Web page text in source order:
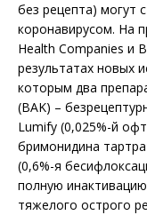
без рецепта) могут
коронавирусом. На
Health Companies и
результатах новых
которым два
(BAK) –
Lumify (0,025%-й
бримонидина
(0,6%-я
полную
тяжелого острого